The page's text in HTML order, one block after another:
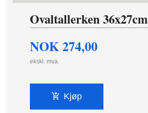
Ovaltallerken 36x27cm
NOK274,00
ekskl. mva.
Kjøp